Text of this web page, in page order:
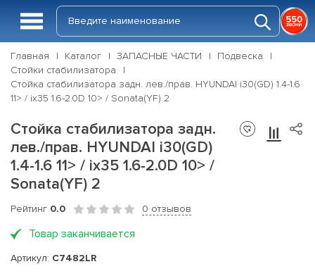
Главная Каталог ЗАПАСНЫЕ ЧАСТИ
Подвеска
Стойки стабилизатора
Стойка стабилизатора задн. лев./прав. HYUNDAI i30(GD) 1.4-1.6
11> / ix35 1.6-2.0D 10> / Sonata(YF) 2
Стойка стабилизатора задн.
лев./прав. HYUNDAI i30(GD)
1.4-1.6 11> / ix35 1.6-2.0D 10> /
Sonata(YF) 2
Рейтинг 0.0 0 отзывов
Товар заканчивается
Артикул: C7482LR